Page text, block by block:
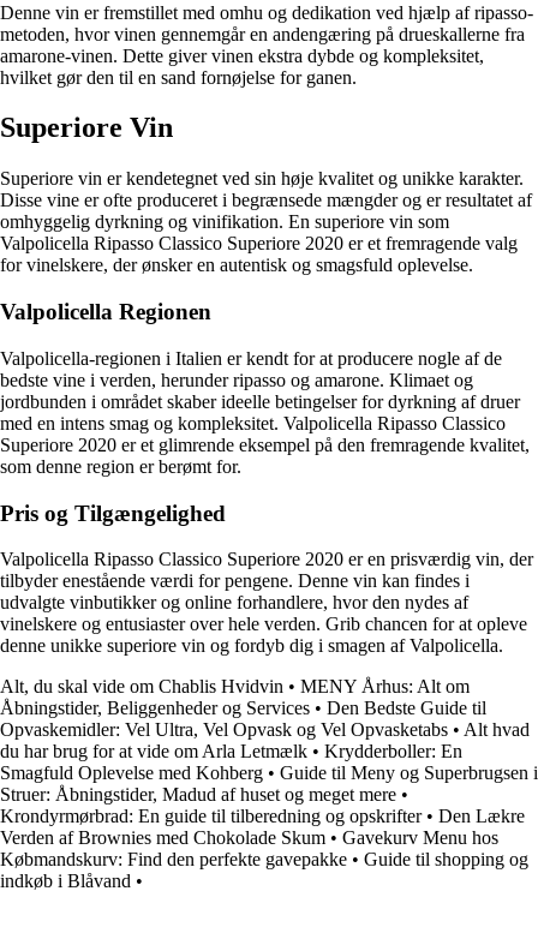
Denne vin er fremstillet med omhu og dedikation ved hjælp af ripasso-
metoden, hvor vinen gennemgår en andengæring på drueskallerne fra
amarone-vinen. Dette giver vinen ekstra dybde og kompleksitet,
hvilket gør den til en sand fornøjelse for ganen.
Superiore Vin
Superiore vin er kendetegnet ved sin høje kvalitet og unikke karakter.
Disse vine er ofte produceret i begrænsede mængder og er resultatet af
omhyggelig dyrkning og vinifikation. En superiore vin som
Valpolicella Ripasso Classico Superiore 2020 er et fremragende valg
for vinelskere, der ønsker en autentisk og smagsfuld oplevelse.
Valpolicella Regionen
Valpolicella-regionen i Italien er kendt for at producere nogle af de
bedste vine i verden, herunder ripasso og amarone. Klimaet og
jordbunden i området skaber ideelle betingelser for dyrkning af druer
med en intens smag og kompleksitet. Valpolicella Ripasso Classico
Superiore 2020 er et glimrende eksempel på den fremragende kvalitet,
som denne region er berømt for.
Pris og Tilgængelighed
Valpolicella Ripasso Classico Superiore 2020 er en prisværdig vin, der
tilbyder enestående værdi for pengene. Denne vin kan findes i
udvalgte vinbutikker og online forhandlere, hvor den nydes af
vinelskere og entusiaster over hele verden. Grib chancen for at opleve
denne unikke superiore vin og fordyb dig i smagen af Valpolicella.
Alt, du skal vide om Chablis Hvidvin • MENY Århus: Alt om
Åbningstider, Beliggenheder og Services • Den Bedste Guide til
Opvaskemidler: Vel Ultra, Vel Opvask og Vel Opvasketabs • Alt hvad
du har brug for at vide om Arla Letmælk • Krydderboller: En
Smagfuld Oplevelse med Kohberg • Guide til Meny og Superbrugsen i
Struer: Åbningstider, Madud af huset og meget mere •
Krondyrmørbrad: En guide til tilberedning og opskrifter• Den Lækre
Verden af Brownies med Chokolade Skum • Gavekurv Menu hos
Købmandskurv: Find den perfekte gavepakke • Guide til shopping og
indkøb i Blåvand •